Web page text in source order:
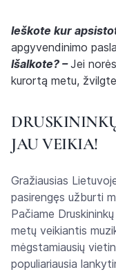
Ieškote kur
apgyvendinimo
Išalkote? –Jei
kurortą metu,
JAU VEIKIA!
Gražiausias
pasirengęs užburti
Pačiame
metų veikiantis
mėgstamiausių
populiariausia